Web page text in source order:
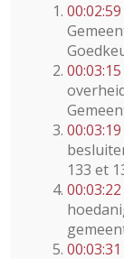
00:02:59
00:03:15
00:03:19
133 et
00:03:22
00:03:31